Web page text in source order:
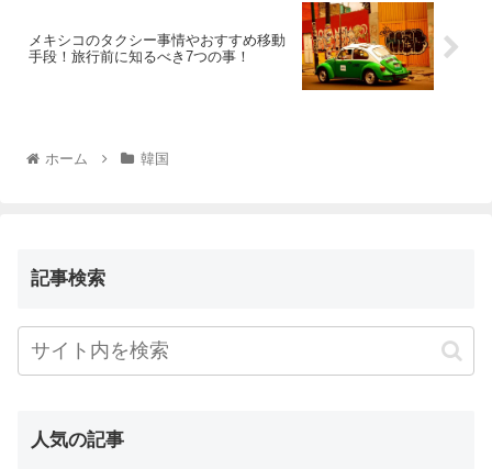
メキシコのタクシー事情やおすすめ移動
手段！旅行前に知るべき7つの事！
ホーム 韓国
記事検索
人気の記事